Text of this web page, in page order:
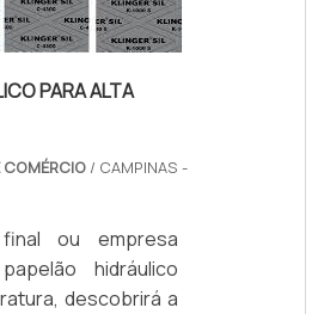
PARA ALTA
COMÉRCIO / CAMPINAS -
ou empresa
hidráulico
descobrirá a